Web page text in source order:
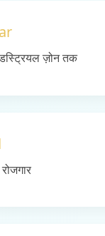
ज़ोन तक